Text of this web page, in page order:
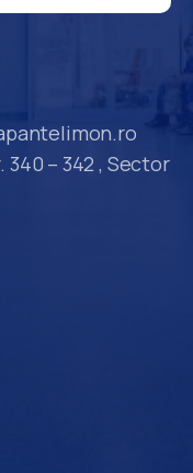
– 342 , Sector